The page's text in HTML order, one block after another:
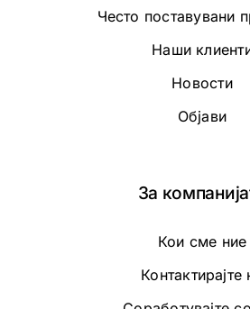
Често поставувани
Наши
Новости
Објави
За
Кои сме ние
Контактирајте